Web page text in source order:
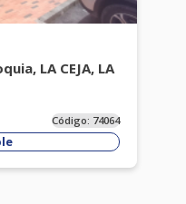
LA CEJA, LA
Código: 74064